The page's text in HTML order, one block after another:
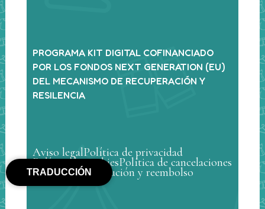
PROGRAMA KIT DIGITAL COFINANCIADO
POR LOS FONDOS NEXT GENERATION (EU)
DEL MECANISMO DE RECUPERACIÓN Y
RESILENCIA
Aviso legalPolítica de privacidad
Política de cookiesPolítica de cancelaciones
Política de devolución y reembolso
TRADUCCIÓN